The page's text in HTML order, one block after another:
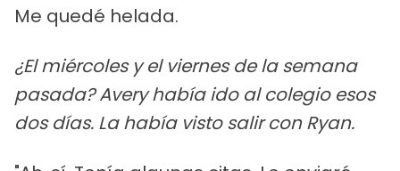
Me quedé helada.
¿El miércoles y el viernes de la semana
pasada? Avery había ido al colegio esos
dos días. La había visto salir con Ryan.